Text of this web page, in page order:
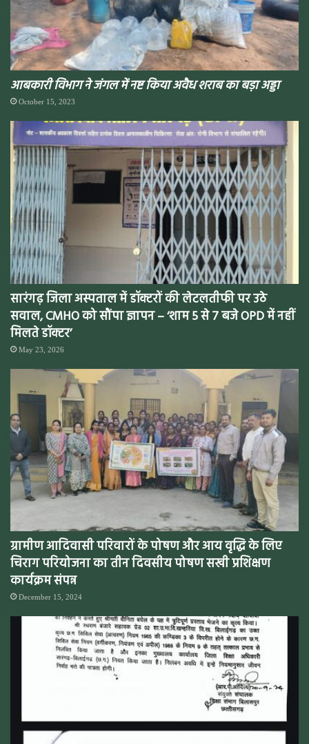
आबकारी विभाग ने जंगल में नष्ट किया अवैध शराब का बड़ा अड्डा
October 15, 2023
सारंगढ़ जिला अस्पताल में डॉक्टरों की लेटलतीफी पर उठे
सवाल, CMHO को सौंपा ज्ञापन – ‘शाम 5 से 7 बजे OPD में नहीं
मिलते डॉक्टर’
May 23, 2026
ग्रामीण आदिवासी परिवारों के पोषण और आय वृद्धि के लिए
चिराग परियोजना का तीन दिवसीय पोषण सखी प्रशिक्षण
कार्यक्रम संपन्न
December 15, 2024